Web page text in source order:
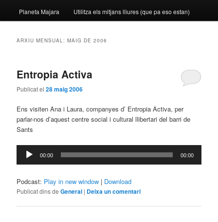
Planeta Majara Utilitza els mitjans lliures (que pa eso estan)
ARXIU MENSUAL:MAIG DE 2006
Entropia Activa
Publicat el28 maig 2006
Ens visiten Ana i Laura, companyes d’ Entropia Activa, per
parlar-nos d’aquest centre social i cultural llibertari del barri de
Sants
Reproductor
d'àudio
00:00 00:00
Podcast: Play in new window | Download
Publicat dins de General | Deixa un comentari